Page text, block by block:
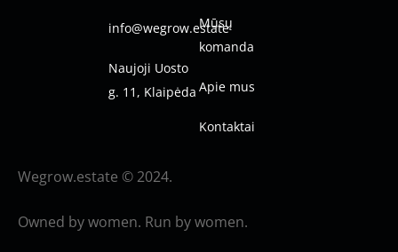
Mūsų
komanda
Apie mus
Kontaktai
info@wegrow.estate
Naujoji Uosto
g. 11, Klaipėda
Wegrow.estate © 2024.
Owned by women. Run by women.